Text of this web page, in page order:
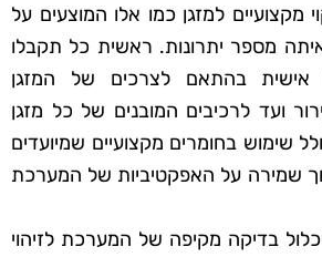
מקצועיים למזגן כמו אלו המוצעים על
איתה מספר יתרונות. ראשית כל תקבלו
אישית בהתאם לצרכים של המזגן
ועד לרכיבים המובנים של כל מזגן
שימוש בחומרים מקצועיים שמיועדים
שמירה על האפקטיביות של המערכת
בדיקה מקיפה של המערכת לזיהוי